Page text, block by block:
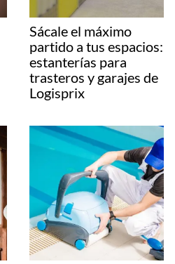
Sácale el máximo
partido a tus espacios:
estanterías para
trasteros y garajes de
Logisprix